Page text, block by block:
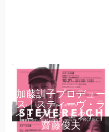
加藤訓子プロデュー
ス｜スティーヴ・ラ
イヒ プロジェクト｜
齋藤俊夫